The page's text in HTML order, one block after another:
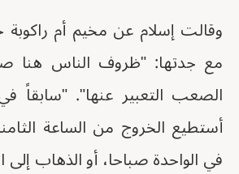
وقالت إسلام عن مخيم أم
مع جدتها: "ظروف الناس هنا
الصعب التعبير عنها". "سابقاً
أستطيع الخروج من الساعة
في الواحدة صباحا، أو الذهاب إلى